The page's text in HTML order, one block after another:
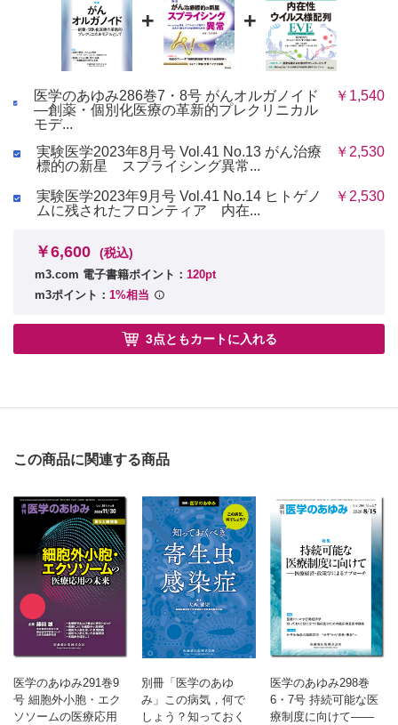
+ +
医学のあゆみ286巻7・8号 がんオルガノイド
―創薬・個別化医療の革新的プレクリニカル
モデ...
￥1,540
実験医学2023年8月号 Vol.41 No.13 がん治療
標的の新星 スプライシング異常...
￥2,530
実験医学2023年9月号 Vol.41 No.14 ヒトゲノ
ムに残されたフロンティア 内在...
￥2,530
￥6,600 (税込)
m3.com 電子書籍ポイント： 120pt
m3ポイント： 1%相当
3点ともカートに入れる
この商品に関連する商品
医学のあゆみ291巻9
号 細胞外小胞・エク
ソソームの医療応用
別冊「医学のあゆ
み」この病気，何で
しょう？知っておく
医学のあゆみ298巻
6・7号 持続可能な医
療制度に向けて――